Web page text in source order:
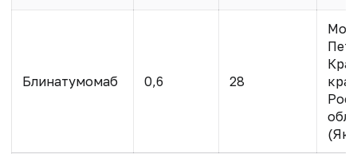
Блинатумомаб 0,6 28